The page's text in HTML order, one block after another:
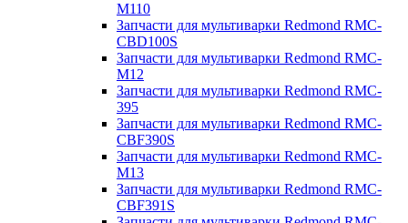
M110
Запчасти для мультиварки Redmond RMC-
CBD100S
Запчасти для мультиварки Redmond RMC-
M12
Запчасти для мультиварки Redmond RMC-
395
Запчасти для мультиварки Redmond RMC-
CBF390S
Запчасти для мультиварки Redmond RMC-
M13
Запчасти для мультиварки Redmond RMC-
CBF391S